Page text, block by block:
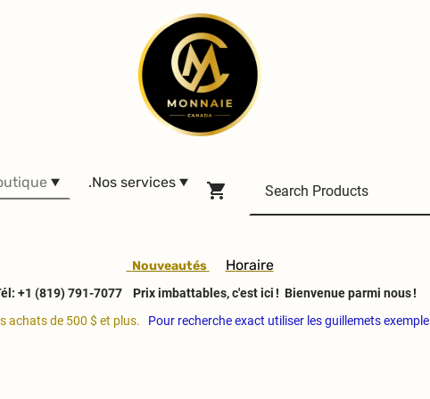
.Nos services
Nouveautés Horaire
+1 (819) 791-7077
Prix imbattables, c'est ici ! Bienvenue parmi nous !
achats de 500 $ et plus.
Pour recherche exact utiliser les guillemets exemple